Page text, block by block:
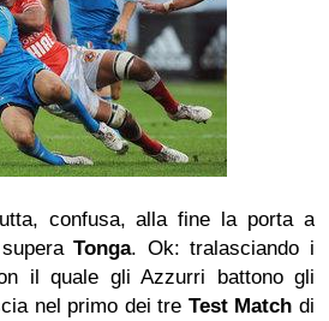
confusa, alla fine la porta a
Tonga. Ok: tralasciando i
il quale gli Azzurri battono gli
nel primo dei tre Test Match di